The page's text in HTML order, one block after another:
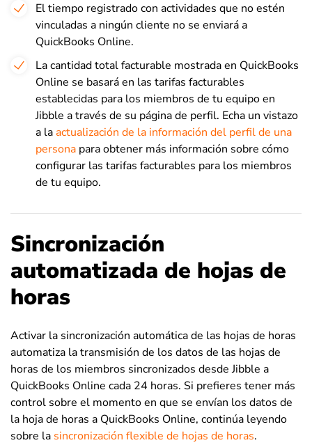
El tiempo registrado con actividades que no estén
vinculadas a ningún cliente no se enviará a
QuickBooks Online.
La cantidad total facturable mostrada en QuickBooks
Online se basará en las tarifas facturables
establecidas para los miembros de tu equipo en
Jibble a través de su página de perfil. Echa un vistazo
a laactualización de la información del perfil de una
persona para obtener más información sobre cómo
configurar las tarifas facturables para los miembros
de tu equipo.
Sincronización
automatizada de hojas de
horas
Activar la sincronización automática de las hojas de horas
automatiza la transmisión de los datos de las hojas de
horas de los miembros sincronizados desde Jibble a
QuickBooks Online cada 24 horas. Si prefieres tener más
control sobre el momento en que se envían los datos de
la hoja de horas a QuickBooks Online, continúa leyendo
sobre la sincronización flexible de hojas de horas.